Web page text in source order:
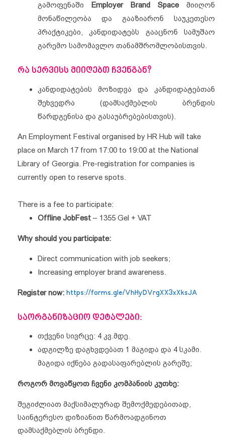
გამოფენაში Employer Brand Space მიიღონ
მონაწილეობა და გააზიარონ საუკეთესო
პრაქტიკები, კანდიდატებს გააცნონ სამუშაო
გარემო სამომავლო თანამშრომლობისთვის.
რა სერვისს მიიღებთ ჩვენგან?
კანდიდატების მოზიდვა და კანდიდატებთან
შეხვედრა (დამსაქმებლის ბრენდის
წარდგენისა და გასაუბრებებისთვის).
An Employment Festival organised by HR Hub will take
place on March 17 from 17:00 to 19:00 at the National
Library of Georgia. Pre-registration for companies is
currently open to reserve spots.
There is a fee to participate:
Offline JobFest – 1355 Gel + VAT
Why should you participate:
Direct communication with job seekers;
Increasing employer brand awareness.
Register now: https://forms.gle/VhHyDVrgXX3xXksJA
საორგანიზაციო დეტალები:
თქვენი სივრცე: 4 კვ.მდე.
ადგილზე დაგხვდებათ 1 მაგიდა და 4 სკამი.
მაგიდა იქნება გადასაფარებლის გარეშე;
როგორ მოვაწყოთ ჩვენი კომპანიის კუთხე:
შეგიძლიათ მაქსიმალურად შემოქმედებითად,
საინტერესო დიზიანით წარმოადგინოთ
დამსაქმებლის ბრენდი.